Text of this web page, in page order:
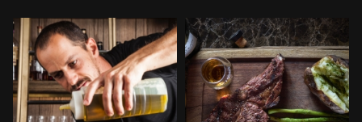
לפתיחת
התמונה
בגדול
-
+
לפתיחת
התמונה
בגדול
-
+